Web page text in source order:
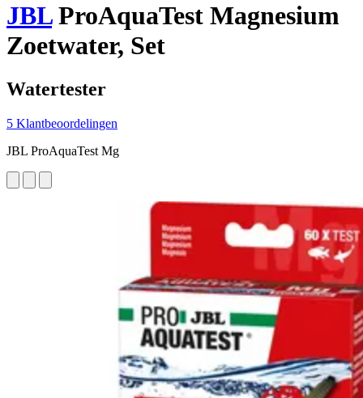
JBLProAquaTest Magnesium
Zoetwater, Set
Watertester
5 Klantbeoordelingen
JBL ProAquaTest Mg